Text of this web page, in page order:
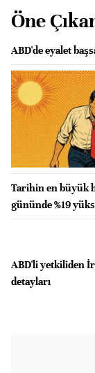
Öne
ABD'de eyalet
Tarihin en büyük
gününde %19
ABD'li yetkiliden
detayları